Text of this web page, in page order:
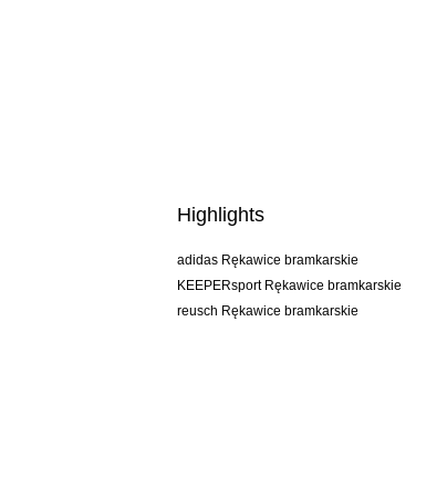
Highlights
adidas Rękawice bramkarskie
KEEPERsport Rękawice bramkarskie
reusch Rękawice bramkarskie